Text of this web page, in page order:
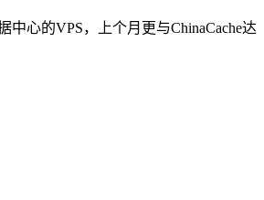
心的VPS，上个月更与ChinaCache达